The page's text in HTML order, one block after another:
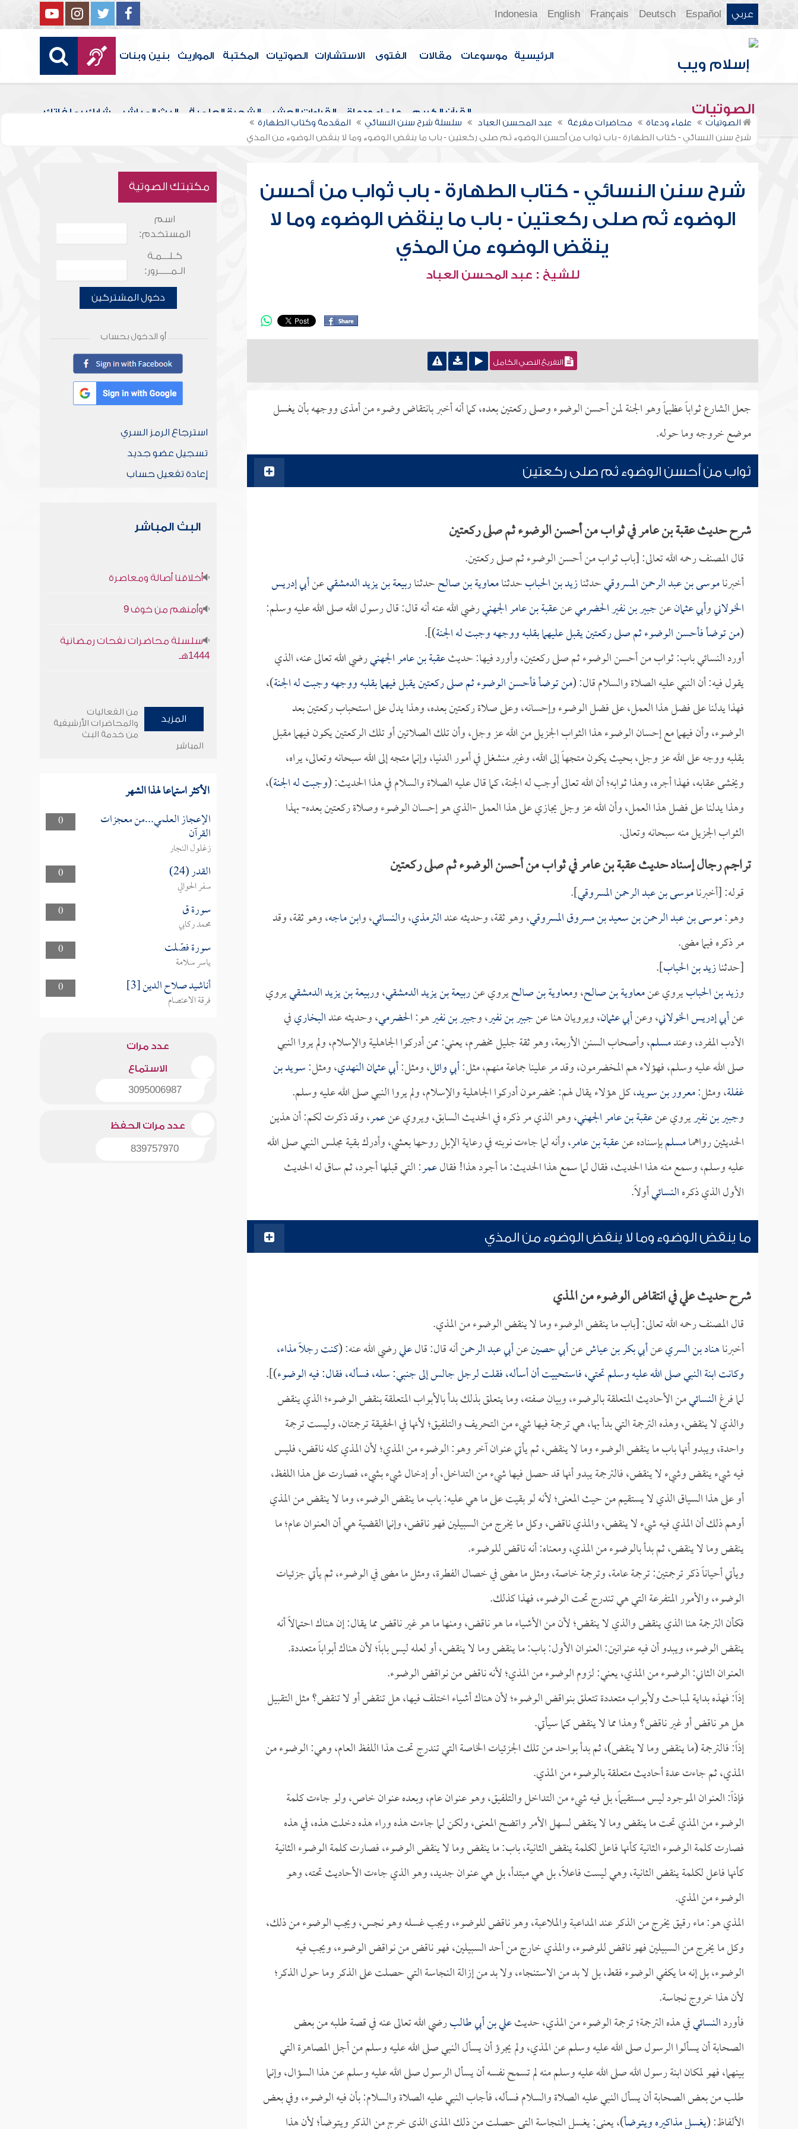
عربي Español
Deutsch
Français
English
Indonesia
الرئيسية موسوعات مقالات الفتوى الاستشارات الصوتيات المكتبة المواريث بنين وبنات
الصوتيات القرآن الكريم علماء ودعاة القراءات العشر الشجرة العلمية البث المباشر شارك بملفاتك
الصوتيات علماء ودعاة محاضرات مفرغة عبد المحسن العباد سلسلة شرح سنن النسائي
المقدمة وكتاب الطهارة
شرح سنن النسائي - كتاب الطهارة - باب ثواب من أحسن الوضوء ثم صلى ركعتين - باب ما ينقض الوضوء وما لا ينقض الوضوء من المذي
شرح سنن النسائي - كتاب الطهارة - باب ثواب من أحسن
الوضوء ثم صلى ركعتين - باب ما ينقض الوضوء وما لا
ينقض الوضوء من المذي
للشيخ : عبد المحسن العباد
التفريغ النصي الكامل
جعل الشارع ثواباً عظيماً وهو الجنة لمن أحسن الوضوء وصلى ركعتين بعده، كما أنه أخبر بانتقاض وضوء من أمذى ووجهه بأن يغسل
موضع خروجه وما حوله.
ثواب من أحسن الوضوء ثم صلى ركعتين
شرح حديث عقبة بن عامر في ثواب من أحسن الوضوء ثم صلى ركعتين
قال المصنف رحمه الله تعالى: [باب ثواب من أحسن الوضوء ثم صلى ركعتين.
أخبرناموسى بن عبد الرحمن المسروقيحدثنازيد بن الحبابحدثنامعاوية بن صالححدثناربيعة بن يزيد الدمشقيعنأبي إدريس
الخولانيوأبي عثمانعنجبير بن نفير الحضرميعنعقبة بن عامر الجهنيرضي الله عنه أنه قال: قال رسول الله صلى الله عليه وسلم:
(من توضأ فأحسن الوضوء ثم صلى ركعتين يقبل عليهما بقلبه ووجهه وجبت له الجنة)].
أورد النسائي باب: ثواب من أحسن الوضوء ثم صلى ركعتين، وأورد فيها: حديثعقبة بن عامر الجهنيرضي الله تعالى عنه، الذي
يقول فيه: أن النبي عليه الصلاة والسلام قال: (من توضأ فأحسن الوضوء ثم صلى ركعتين يقبل فيهما بقلبه ووجهه وجبت له الجنة)،
فهذا يدلنا على فضل هذا العمل، على فضل الوضوء وإحسانه، وعلى صلاة ركعتين بعده، وهذا يدل على استحباب ركعتين بعد
الوضوء، وأن فيهما مع إحسان الوضوء هذا الثواب الجزيل من الله عز وجل، وأن تلك الصلاتين أو تلك الركعتين يكون فيهما مقبل
بقلبه ووجه على الله عز وجل، بحيث يكون متجهاً إلى الله، وغير منشغل في أمور الدنيا، وإنما متجه إلى الله سبحانه وتعالى، يراه،
ويخشى عقابه، فهذا أجره، وهذا ثوابه؛ أن الله تعالى أوجب له الجنة، كما قال عليه الصلاة والسلام في هذا الحديث: (وجبت له الجنة)،
وهذا يدلنا على فضل هذا العمل، وأن الله عز وجل يجازي على هذا العمل -الذي هو إحسان الوضوء وصلاة ركعتين بعده- بهذا
الثواب الجزيل منه سبحانه وتعالى.
تراجم رجال إسناد حديث عقبة بن عامر في ثواب من أحسن الوضوء ثم صلى ركعتين
قوله: [أخبرناموسى بن عبد الرحمن المسروقي].
وهو:موسى بن عبد الرحمن بن سعيد بن مسروق المسروقي، وهو ثقة، وحديثه عندالترمذي، والنسائي، وابن ماجه، وهو ثقة، وقد
مر ذكره فيما مضى.
[حدثنازيد بن الحباب].
وزيد بن الحبابيروي عنمعاوية بن صالح، ومعاوية بن صالحيروي عنربيعة بن يزيد الدمشقي، وربيعة بن يزيد الدمشقييروي
عنأبي إدريس الخولاني، وعنأبي عثمان، ويرويان هنا عنجبير بن نفير، وجبير بن نفيرهو:الحضرمي، وحديثه عندالبخاريفي
الأدب المفرد، وعندمسلم، وأصحاب السنن الأربعة، وهو ثقة جليل مخضرم، يعني: ممن أدركوا الجاهلية والإسلام، ولم يروا النبي
صلى الله عليه وسلم، فهؤلاء هم المخضرمون، وقد مر علينا جماعة منهم، مثل:أبي وائل، ومثل:أبي عثمان النهدي، ومثل:سويد بن
غفلة، ومثل:معرور بن سويد، كل هؤلاء يقال لهم: مخضرمون أدركوا الجاهلية والإسلام، ولم يروا النبي صلى الله عليه وسلم.
وجبير بن نفيريروي عنعقبة بن عامر الجهني، وهو الذي مر ذكره في الحديث السابق، ويروي عنعمر، وقد ذكرت لكم: أن هذين
الحديثين رواهمامسلمبإسناده عنعقبة بن عامر، وأنه لما جاءت نوبته في رعاية الإبل روحها بعشي، وأدرك بقية مجلس النبي صلى الله
عليه وسلم، وسمع منه هذا الحديث، فقال لما سمع هذا الحديث: ما أجود هذا! فقالعمر: التي قبلها أجود، ثم ساق له الحديث
الأول الذي ذكرهالنسائيأولاً.
ما ينقض الوضوء وما لا ينقض الوضوء من المذي
شرح حديث علي في انتقاض الوضوء من المذي
قال المصنف رحمه الله تعالى: [باب ما ينقض الوضوء وما لا ينقض الوضوء من المذي.
أخبرناهناد بن السريعنأبي بكر بن عياشعنأبي حصينعنأبي عبد الرحمنأنه قال: قالعليرضي الله عنه: (كنت رجلاً مذاء،
وكانت ابنة النبي صلى الله عليه وسلم تحتي، فاستحييت أن أسأله، فقلت لرجل جالس إلى جنبي: سله، فسأله، فقال: فيه الوضوء)].
لما فرغالنسائيمن الأحاديث المتعلقة بالوضوء، وبيان صفته، وما يتعلق بذلك بدأ بالأبواب المتعلقة بنقض الوضوء؛ الذي ينقض
والذي لا ينقض، وهذه الترجمة التي بدأ بها، هي ترجمة فيها شيء من التحريف والتلفيق؛ لأنها في الحقيقة ترجمتان، وليست ترجمة
واحدة، ويبدو أنها باب ما ينقض الوضوء وما لا ينقض، ثم يأتي عنوان آخر وهو: الوضوء من المذي؛ لأن المذي كله ناقض، فليس
فيه شيء ينقض وشيء لا ينقض، فالترجمة يبدو أنها قد حصل فيها شيء من التداخل، أو إدخال شيء بشيء، فصارت على هذا اللفظ،
أو على هذا السياق الذي لا يستقيم من حيث المعنى؛ لأنه لو بقيت على ما هي عليه: باب ما ينقض الوضوء، وما لا ينقض من المذي
أوهم ذلك أن المذي فيه شيء لا ينقض، والمذي ناقض، وكل ما يخرج من السبيلين فهو ناقض، وإنما القضية هي أن العنوان عام؛ ما
ينقض وما لا ينقض، ثم بدأ بالوضوء من المذي، ومعناه: أنه ناقض للوضوء.
ويأتي أحياناً ذكر ترجمتين: ترجمة عامة، وترجمة خاصة، ومثل ما مضى في خصال الفطرة، ومثل ما مضى في الوضوء، ثم يأتي جزئيات
الوضوء، والأمور المتفرعة التي هي تندرج تحت الوضوء، فهذا كذلك.
فكأن الترجمة هنا الذي ينقض والذي لا ينقض؛ لأن من الأشياء ما هو ناقض، ومنها ما هو غير ناقض مما يقال: إن هناك احتمالاً أنه
ينقض الوضوء، ويبدو أن فيه عنوانين: العنوان الأول: باب: ما ينقض وما لا ينقض، أو لعله ليس باباً؛ لأن هناك أبواباً متعددة.
العنوان الثاني: الوضوء من المذي، يعني: لزوم الوضوء من المذي؛ لأنه ناقض من نواقض الوضوء.
إذاً: فهذه بداية لمباحث ولأبواب متعددة تتعلق بنواقض الوضوء؛ لأن هناك أشياء اختلف فيها، هل تنقض أو لا تنقض؟ مثل التقبيل
هل هو ناقض أو غير ناقض؟ وهذا مما لا ينقض كما سيأتي.
إذاً: فالترجمة (ما ينقض وما لا ينقض)، ثم بدأ بواحد من تلك الجزئيات الخاصة التي تندرج تحت هذا اللفظ العام، وهي: الوضوء من
المذي، ثم جاءت عدة أحاديث متعلقة بالوضوء من المذي.
فإذاً: العنوان الموجود ليس مستقيماً، بل فيه شيء من التداخل والتلفيق، وهو عنوان عام، وبعده عنوان خاص، ولو جاءت كلمة
الوضوء من المذي تحت ما ينقض وما لا ينقض لسهل الأمر واتضح المعنى، ولكن لما جاءت هذه وراء هذه دخلت هذه، في هذه
فصارت كلمة الوضوء الثانية كأنها فاعل لكلمة ينقض الثانية، باب: ما ينقض وما لا ينقض الوضوء، فصارت كلمة الوضوء الثانية
كأنها فاعل لكلمة ينقض الثانية، وهي ليست فاعلاً، بل هي مبتدأ، بل هي عنوان جديد، وهو الذي جاءت الأحاديث تحته، وهو
الوضوء من المذي.
المذي هو: ماء رقيق يخرج من الذكر عند المداعبة والملاعبة، وهو ناقض للوضوء، ويجب غسله وهو نجس، ويجب الوضوء من ذلك،
وكل ما يخرج من السبيلين فهو ناقض للوضوء، والمذي خارج من أحد السبيلين، فهو ناقض من نواقض الوضوء، ويجب فيه
الوضوء، بل إنه ما يكفي الوضوء فقط، بل لا بد من الاستنجاء، ولا بد من إزالة النجاسة التي حصلت على الذكر وما حول الذكر؛
لأن هذا خروج نجاسة.
فأوردالنسائيفي هذه الترجمة؛ ترجمة الوضوء من المذي، حديثعلي بن أبي طالبرضي الله تعالى عنه في قصة طلبه من بعض
الصحابة أن يسألوا الرسول صلى الله عليه وسلم عن المذي، ولم يجرؤ أن يسأل النبي صلى الله عليه وسلم من أجل المصاهرة التي
بينهما، فهو لمكان ابنة رسول الله صلى الله عليه وسلم منه لم تسمح نفسه أن يسأل الرسول صلى الله عليه وسلم عن هذا السؤال، وإنما
طلب من بعض الصحابة أن يسأل النبي عليه الصلاة والسلام فسأله، فأجاب النبي عليه الصلاة والسلام: بأن فيه الوضوء، وفي بعض
الألفاظ: (يغسل مذاكيره ويتوضأ)، يعني: يغسل النجاسة التي حصلت من ذلك المذي الذي خرج من الذكر ويتوضأ؛ لأن هذا
مكتبتك الصوتية
اسم
المستخدم:
كـلـــمـة
الـمـــــرور:
دخول المشتركين
أو الدخول بحساب
استرجاع الرمز السري
تسجيل عضو جديد
إعادة تفعيل حساب
البث المباشر
أخلاقنا أصالة ومعاصرة
وأمنهم من خوف 9
سلسلة محاضرات نفحات رمضانية
1444هـ
المزيد
من الفعاليات
والمحاضرات الأرشيفية
من خدمة البث
المباشر
الأكثر استماعا لهذا الشهر
0 الإعجاز العلمي...من معجزات
القرآن
زغلول النجار
0
القدر (24)
سفر الحوالي
0
سورة ق
محمد ركابي
0
سورة فصّلت
ياسر سلامة
0
أناشيد صلاح الدين [3]
فرقة الاعتصام
عدد مرات
الاستماع
3095006987
عدد مرات الحفظ
839757970